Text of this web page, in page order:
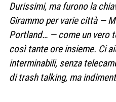
Durissimi, ma furono la
Girammo per varie città —
Portland… — come un vero
così tante ore insieme. Ci
interminabili, senza
di trash talking, ma